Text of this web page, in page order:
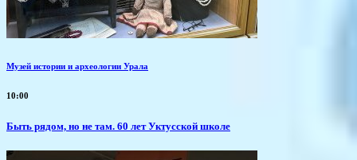
Музей истории и археологии Урала
10:00
Быть рядом, но не там. 60 лет Уктусской школе